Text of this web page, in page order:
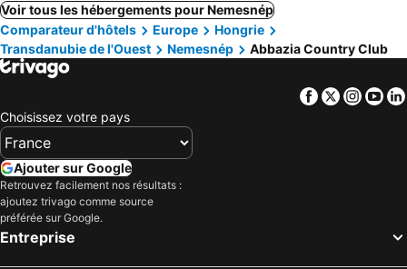
Voir tous les hébergements pour Nemesnép
Comparateur d'hôtels
Europe
Hongrie
Transdanubie de l'Ouest
Nemesnép Abbazia Country Club
Facebook
Twitter
Choisissez votre pays
Ajouter sur Google
Retrouvez facilement nos résultats :
ajoutez trivago comme source
préférée sur Google.
Entreprise